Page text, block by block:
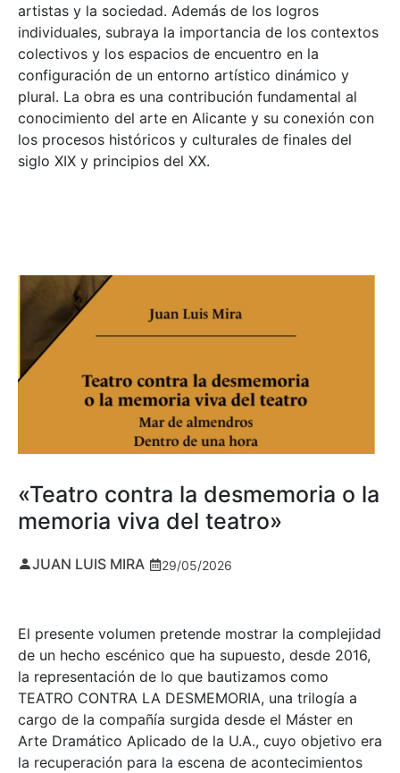
artistas y la sociedad. Además de los logros
individuales, subraya la importancia de los contextos
colectivos y los espacios de encuentro en la
configuración de un entorno artístico dinámico y
plural. La obra es una contribución fundamental al
conocimiento del arte en Alicante y su conexión con
los procesos históricos y culturales de finales del
siglo XIX y principios del XX.
«Teatro contra la desmemoria o la
memoria viva del teatro»
JUAN LUIS MIRA 29/05/2026
El presente volumen pretende mostrar la complejidad
de un hecho escénico que ha supuesto, desde 2016,
la representación de lo que bautizamos como
TEATRO CONTRA LA DESMEMORIA, una trilogía a
cargo de la compañía surgida desde el Máster en
Arte Dramático Aplicado de la U.A., cuyo objetivo era
la recuperación para la escena de acontecimientos